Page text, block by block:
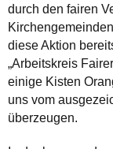
durch den fairen
diese Aktion
„Arbeitskreis
einige Kisten
uns vom
überzeugen.